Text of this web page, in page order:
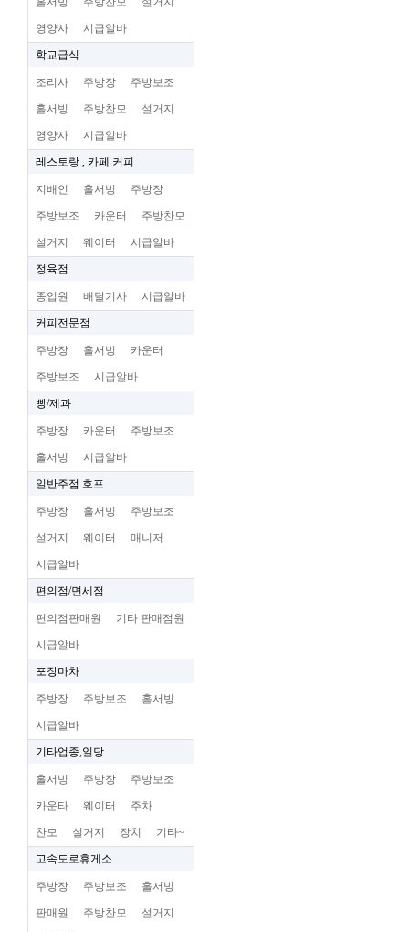
영양사 시급알바
학교급식
조리사 주방장 주방보조
홀서빙 주방찬모 설거지
영양사 시급알바
레스토랑 , 카페 커피
지배인 홀서빙 주방장
주방보조 카운터 주방찬모
설거지 웨이터 시급알바
정육점
종업원 배달기사 시급알바
커피전문점
주방장 홀서빙 카운터
주방보조 시급알바
빵/제과
주방장 카운터 주방보조
홀서빙 시급알바
일반주점.호프
주방장 홀서빙 주방보조
설거지 웨이터 매니저
시급알바
편의점/면세점
편의점판매원 기타 판매점원
시급알바
포장마차
주방장 주방보조 홀서빙
시급알바
기타업종,일당
홀서빙 주방장 주방보조
카운타 웨이터 주차
찬모 설거지 장치 기타~
고속도로휴게소
주방장 주방보조 홀서빙
판매원 주방찬모 설거지